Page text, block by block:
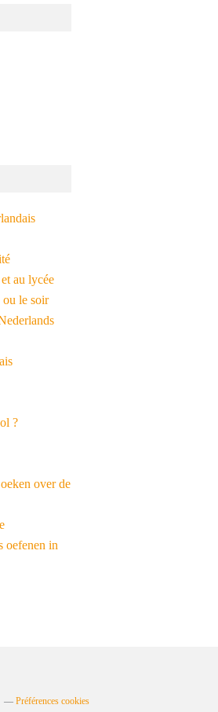
au lycée
ou le soir
?
over de
oefenen in
Préférences cookies